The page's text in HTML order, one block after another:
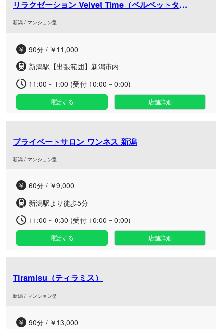
リラクゼーション Velvet Time（ベルベットタイム）
新潟 / マンション型
90分 / ￥11,000
新潟駅【出張範囲】新潟市内
11:00 ~ 1:00 (受付 10:00 ~ 0:00)
電話する 店舗詳細
プライベートサロン ワンネス 新潟
新潟 / マンション型
60分 / ￥9,000
新潟駅より徒歩5分
11:00 ~ 0:30 (受付 10:00 ~ 0:00)
電話する 店舗詳細
Tiramisu（ティラミス）
新潟 / マンション型
90分 / ￥13,000